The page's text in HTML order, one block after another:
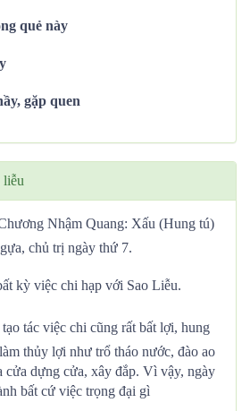
quẻ này
gặp quen
liễu
Nhậm Quang: Xấu (Hung tú)
chủ trị ngày thứ 7.
kỳ việc chi hạp với Sao Liễu.
tác việc chi cũng rất bất lợi, hung
thủy lợi như trổ tháo nước, đào ao
cửa dựng cửa, xây đắp. Vì vậy, ngày
bất cứ việc trọng đại gì